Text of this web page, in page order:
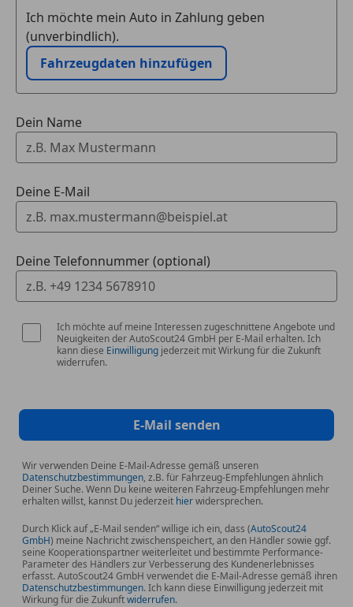
Ich möchte mein Auto in Zahlung geben
(unverbindlich).
Fahrzeugdaten hinzufügen
Dein Name
Deine E-Mail
Deine Telefonnummer (optional)
Ich möchte auf meine Interessen zugeschnittene Angebote und
Neuigkeiten der AutoScout24 GmbH per E-Mail erhalten. Ich
kann diese Einwilligung jederzeit mit Wirkung für die Zukunft
widerrufen.
E-Mail senden
Wir verwenden Deine E-Mail-Adresse gemäß unseren
Datenschutzbestimmungen, z.B. für Fahrzeug-Empfehlungen ähnlich
Deiner Suche. Wenn Du keine weiteren Fahrzeug-Empfehlungen mehr
erhalten willst, kannst Du jederzeit hierwidersprechen.
Durch Klick auf „E-Mail senden“ willige ich ein, dass (AutoScout24
GmbH) meine Nachricht zwischenspeichert, an den Händler sowie ggf.
seine Kooperationspartner weiterleitet und bestimmte Performance-
Parameter des Händlers zur Verbesserung des Kundenerlebnisses
erfasst. AutoScout24 GmbH verwendet die E-Mail-Adresse gemäß ihren
Datenschutzbestimmungen. Ich kann diese Einwilligung jederzeit mit
Wirkung für die Zukunftwiderrufen.